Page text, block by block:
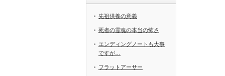
先祖供養の意義
死者の霊魂の本当の怖さ
エンディングノートも大事
ですが…
フラットアーサー